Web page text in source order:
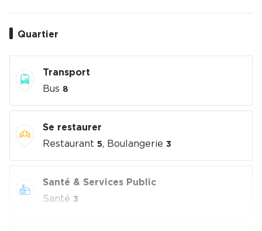
Quartier
Transport
Bus 8
Se restaurer
Restaurant 5, Boulangerie 3
Santé & Services Public
Santé 3